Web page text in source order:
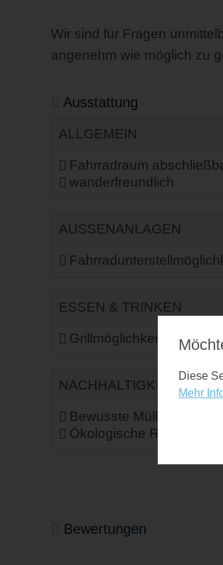
Wir sind für Fragen
angenehm wie möglich zu
Ausstattung
ALLGEMEIN
Fahrradraum
wanderfreundlich
AUSSENANLAGEN
ESSEN & TRINKEN
Grillmöglichkeit
NACHHALTIGKEIT
Bewusste Müllvermeidung
Ökologische
Bewertungen
Diese
Mehr